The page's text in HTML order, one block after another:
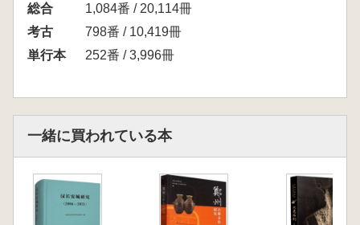
用。
総合
1,084番 / 20,114冊
考古
798番 / 10,419冊
単行本
252番 / 3,996冊
一緒に買われている本